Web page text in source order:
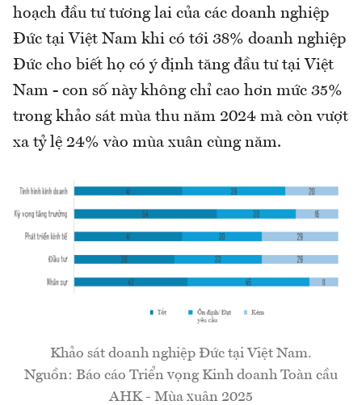
hoạch đầu tư tương lai của các doanh nghiệp
Đức tại Việt Nam khi có tới 38% doanh nghiệp
Đức cho biết họ có ý định tăng đầu tư tại Việt
Nam - con số này không chỉ cao hơn mức 35%
trong khảo sát mùa thu năm 2024 mà còn vượt
xa tỷ lệ 24% vào mùa xuân cùng năm.
Khảo sát doanh nghiệp Đức tại Việt Nam.
Nguồn: Báo cáo Triển vọng Kinh doanh Toàn cầu
AHK - Mùa xuân 2025